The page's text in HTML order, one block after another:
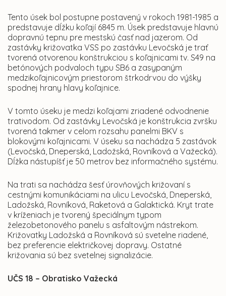
Tento úsek bol postupne postavený v rokoch 1981-1985 a
predstavuje dĺžku koľají 6845 m. Úsek predstavuje hlavnú
dopravnú tepnu pre mestskú časť nad jazerom. Od
zastávky križovatka VSS po zastávku Levočská je trať
tvorená otvorenou konštrukciou s koľajnicami tv. S49 na
betónových podvaloch typu SB6 a zasypaným
medzikoľajnicovým priestorom štrkodrvou do výšky
spodnej hrany hlavy koľajnice.
V tomto úseku je medzi koľajami zriadené odvodnenie
trativodom. Od zastávky Levočská je konštrukcia zvršku
tvorená takmer v celom rozsahu panelmi BKV s
blokovými koľajnicami. V úseku sa nachádza 5 zastávok
(Levočská, Dneperská, Ladožská, Rovníková a Važecká).
Dĺžka nástupíšť je 50 metrov bez informačného systému.
Na trati sa nachádza šesť úrovňových križovaní s
cestnými komunikáciami na ulicu Levočská, Dneperská,
Ladožská, Rovníková, Raketová a Galaktická. Kryt trate
v kríženiach je tvorený špeciálnym typom
železobetonového panelu s asfaltovým nástrekom.
Križovatky Ladožská a Rovníková sú svetelne riadené,
bez preferencie električkovej dopravy. Ostatné
križovania sú bez svetelnej signalizácie.
UČS 18 – Obratisko Važecká